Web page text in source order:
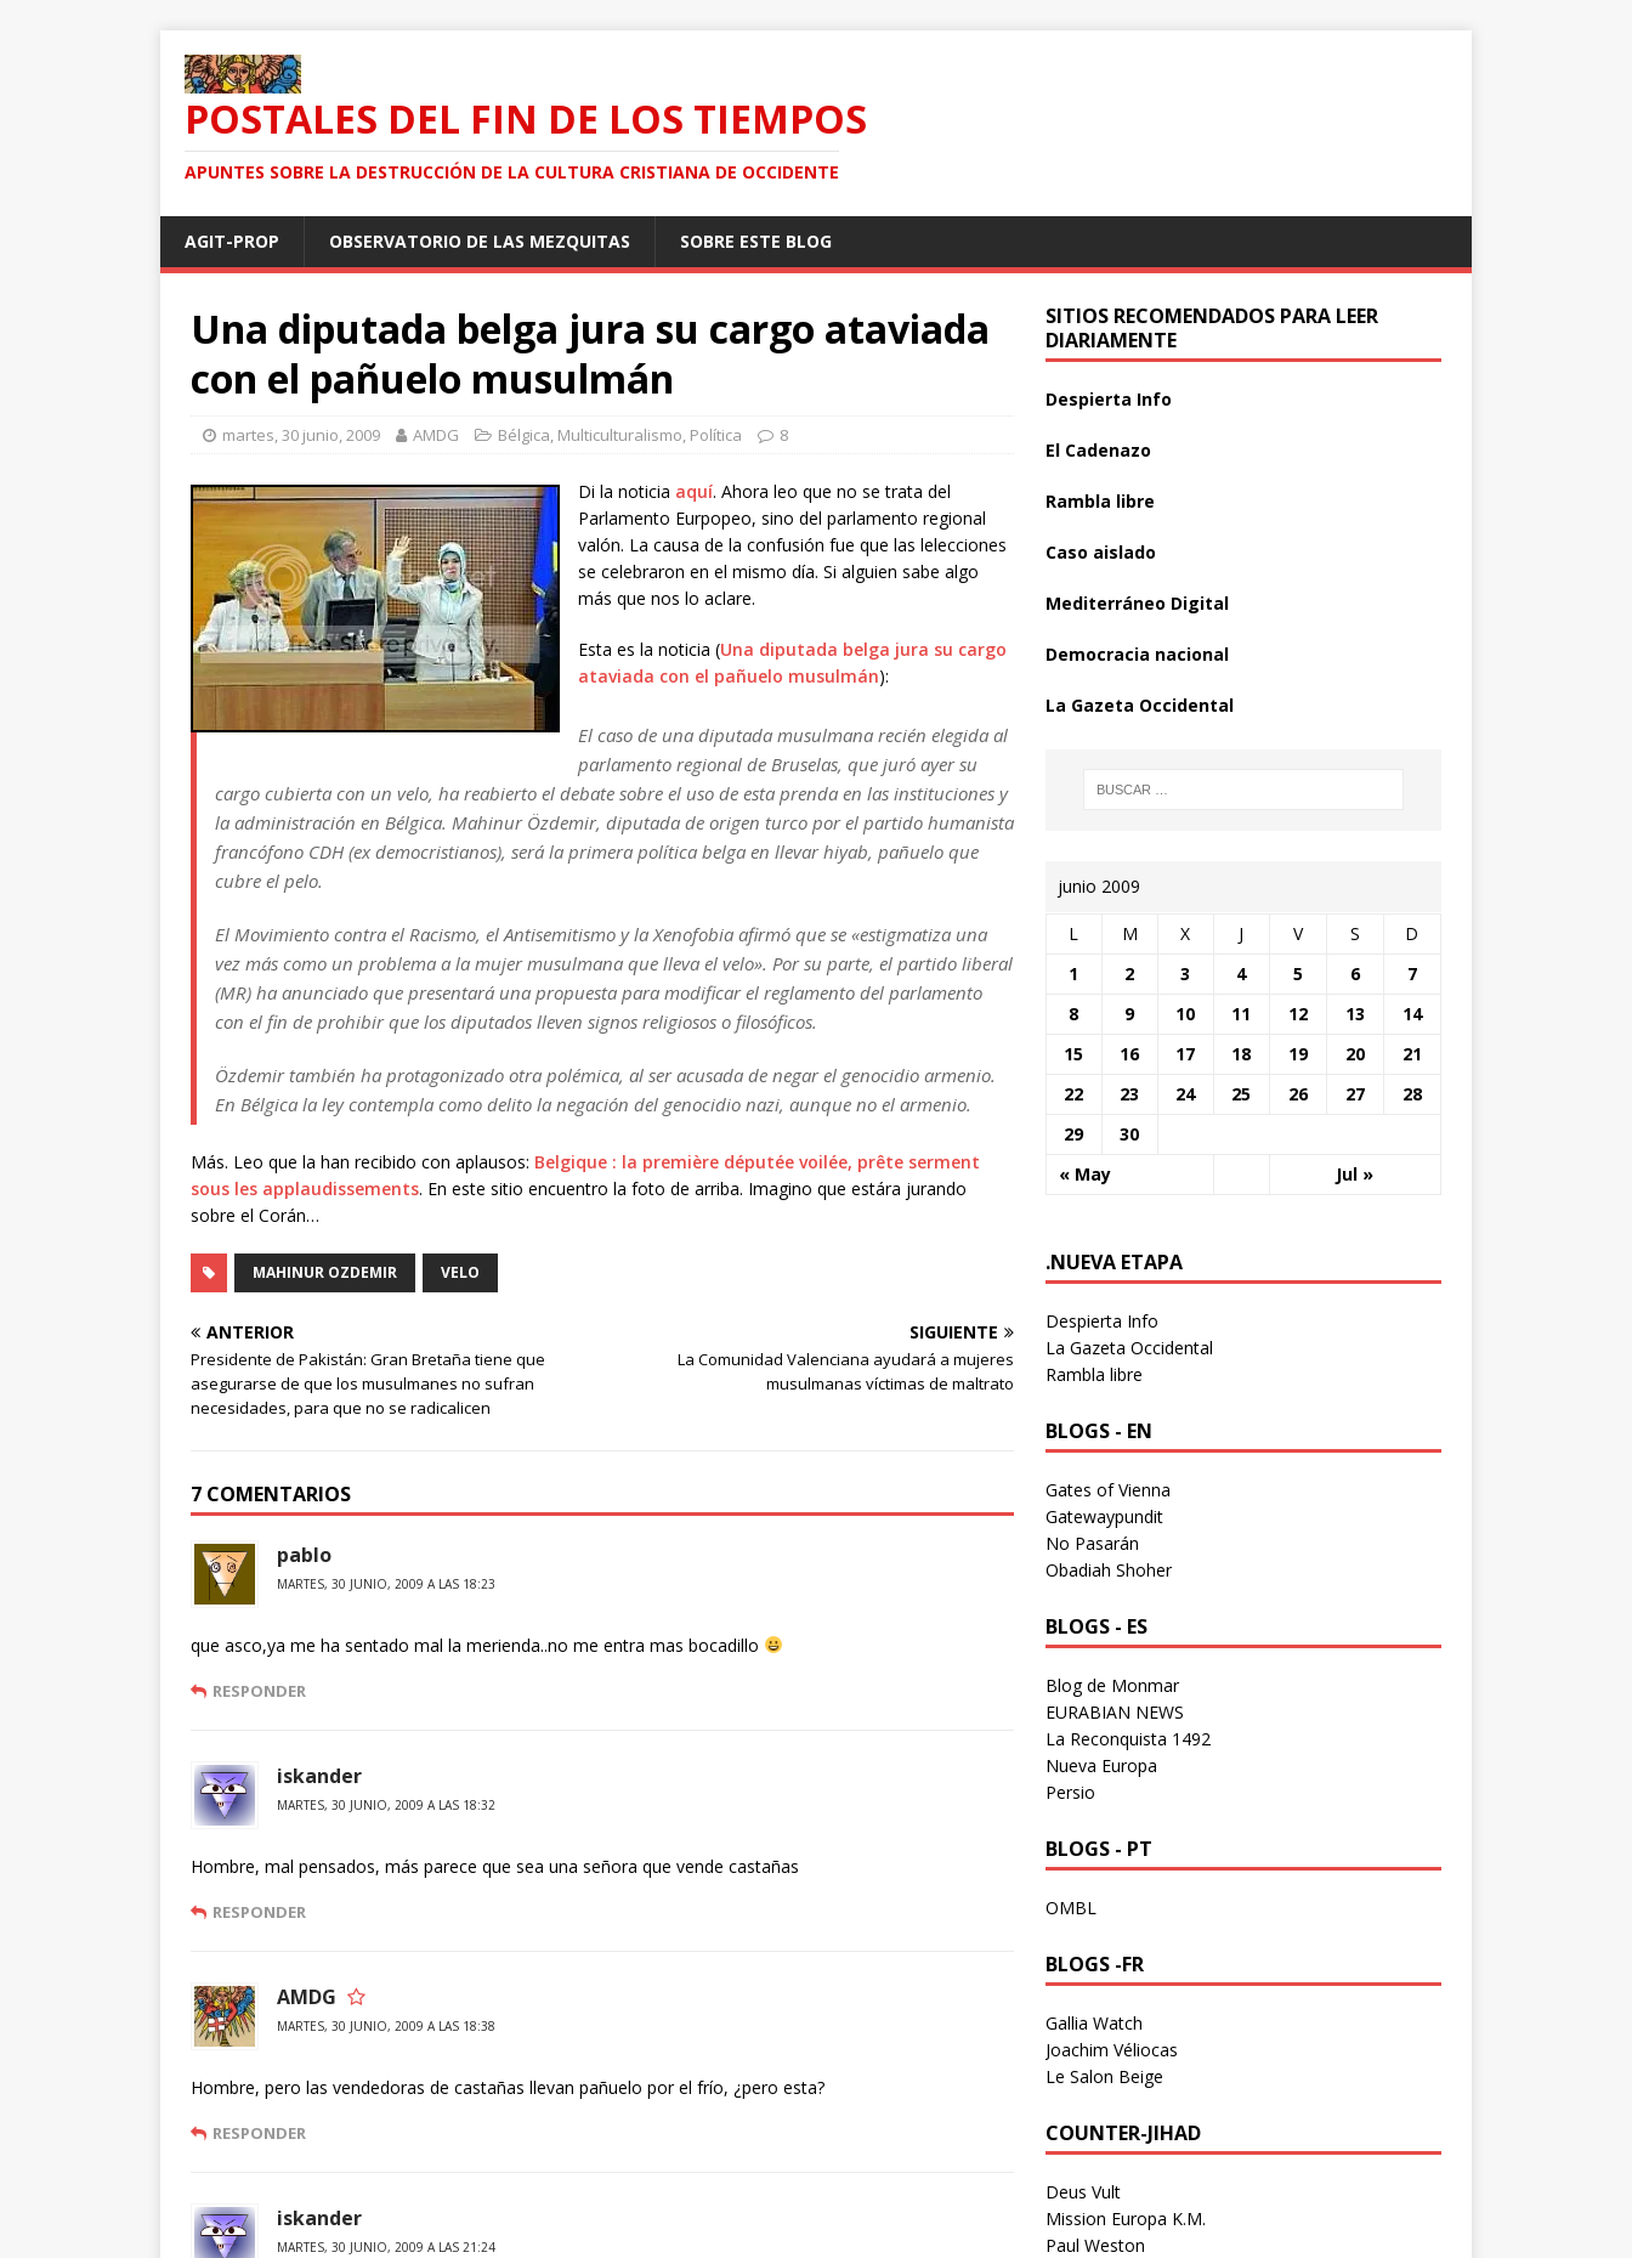
POSTALES DEL FIN DE LOS TIEMPOS
APUNTES SOBRE LA DESTRUCCIÓN DE LA CULTURA CRISTIANA DE OCCIDENTE
AGIT-PROP OBSERVATORIO DE LAS MEZQUITAS SOBRE ESTE BLOG
Una diputada belga jura su cargo ataviada
con el pañuelo musulmán
martes, 30 junio, 2009 AMDG Bélgica, Multiculturalismo, Política 8
Di la noticia aquí. Ahora leo que no se trata del
Parlamento Eurpopeo, sino del parlamento regional
valón. La causa de la confusión fue que las lelecciones
se celebraron en el mismo día. Si alguien sabe algo
más que nos lo aclare.
Esta es la noticia (Una diputada belga jura su cargo
ataviada con el pañuelo musulmán):
El caso de una diputada musulmana recién elegida al
parlamento regional de Bruselas, que juró ayer su
cargo cubierta con un velo, ha reabierto el debate sobre el uso de esta prenda en las instituciones y
la administración en Bélgica. Mahinur Özdemir, diputada de origen turco por el partido humanista
francófono CDH (ex democristianos), será la primera política belga en llevar hiyab, pañuelo que
cubre el pelo.
El Movimiento contra el Racismo, el Antisemitismo y la Xenofobia afirmó que se «estigmatiza una
vez más como un problema a la mujer musulmana que lleva el velo». Por su parte, el partido liberal
(MR) ha anunciado que presentará una propuesta para modificar el reglamento del parlamento
con el fin de prohibir que los diputados lleven signos religiosos o filosóficos.
Özdemir también ha protagonizado otra polémica, al ser acusada de negar el genocidio armenio.
En Bélgica la ley contempla como delito la negación del genocidio nazi, aunque no el armenio.
Más. Leo que la han recibido con aplausos: Belgique : la première députée voilée, prête serment
sous les applaudissements. En este sitio encuentro la foto de arriba. Imagino que estára jurando
sobre el Corán…
MAHINUR OZDEMIR VELO
ANTERIOR
Presidente de Pakistán: Gran Bretaña tiene que
asegurarse de que los musulmanes no sufran
necesidades, para que no se radicalicen
SIGUIENTE
La Comunidad Valenciana ayudará a mujeres
musulmanas víctimas de maltrato
7 COMENTARIOS
pablo
MARTES, 30 JUNIO, 2009 A LAS 18:23
que asco,ya me ha sentado mal la merienda..no me entra mas bocadillo
RESPONDER
iskander
MARTES, 30 JUNIO, 2009 A LAS 18:32
Hombre, mal pensados, más parece que sea una señora que vende castañas
RESPONDER
AMDG
MARTES, 30 JUNIO, 2009 A LAS 18:38
Hombre, pero las vendedoras de castañas llevan pañuelo por el frío, ¿pero esta?
RESPONDER
iskander
MARTES, 30 JUNIO, 2009 A LAS 21:24
SITIOS RECOMENDADOS PARA LEER
DIARIAMENTE
Despierta Info
El Cadenazo
Rambla libre
Caso aislado
Mediterráneo Digital
Democracia nacional
La Gazeta Occidental
junio 2009
L M X J V S D
« May Jul »
1 2 3 4 5 6
7
8
9 10 11 12 13
14
15
16 17 18 19 20
21
22
23 24 25 26 27
28
29
30
.NUEVA ETAPA
Despierta Info
La Gazeta Occidental
Rambla libre
BLOGS - EN
Gates of Vienna
Gatewaypundit
No Pasarán
Obadiah Shoher
BLOGS - ES
Blog de Monmar
EURABIAN NEWS
La Reconquista 1492
Nueva Europa
Persio
BLOGS - PT
OMBL
BLOGS -FR
Gallia Watch
Joachim Véliocas
Le Salon Beige
COUNTER-JIHAD
Deus Vult
Mission Europa K.M.
Paul Weston